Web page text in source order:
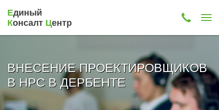
Единый
Консалт Центр
ВНЕСЕНИЕ ПРОЕКТИРОВЩИКОВ
В НРС В ДЕРБЕНТЕ